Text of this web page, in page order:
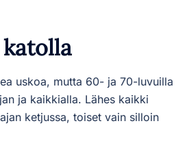
uskoa, mutta 60- ja 70-luvuilla
ja kaikkialla. Lähes kaikki
ketjussa, toiset vain silloin